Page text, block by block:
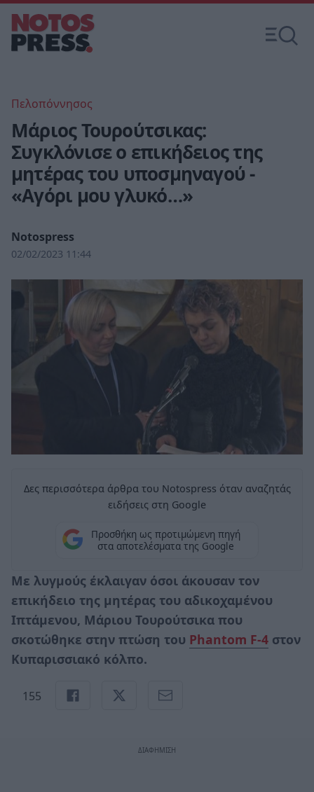
Πελοπόννησος
Μάριος Τουρούτσικας:
Συγκλόνισε ο επικήδειος της
μητέρας του υποσμηναγού -
«Αγόρι μου γλυκό…»
Notospress
02/02/2023 11:44
Δες περισσότερα άρθρα του Notospress όταν αναζητάς
ειδήσεις στη Google
Προσθήκη ως προτιμώμενη πηγή
στα αποτελέσματα της Google
Με λυγμούς έκλαιγαν όσοι άκουσαν τον
επικήδειο της μητέρας του αδικοχαμένου
Ιπτάμενου, Μάριου Τουρούτσικα που
σκοτώθηκε στην πτώση του Phantom F-4 στον
Κυπαρισσιακό κόλπο.
155